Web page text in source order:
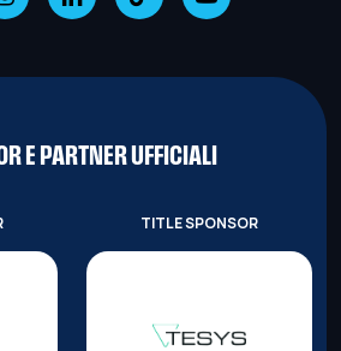
E PARTNER UFFICIALI
TITLE SPONSOR